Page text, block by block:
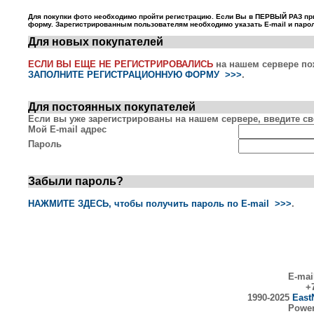
Для покупки фото необходимо пройти регистрацию. Если Вы в ПЕРВЫЙ РАЗ
форму. Зарегистрированным пользователям необходимо указать E-mail и
Для новых покупателей
ЕСЛИ ВЫ ЕЩЕ НЕ РЕГИСТРИРОВАЛИСЬ на нашем сервере
ЗАПОЛНИТЕ РЕГИСТРАЦИОННУЮ ФОРМУ >>>.
Для постоянных покупателей
Если вы уже зарегистрированы на нашем сервере, введите
Мой E-mail адрес
Пароль
Забыли пароль?
НАЖМИТЕ ЗДЕСЬ, чтобы получить пароль по E-mail >>>.
E-
1990-2025